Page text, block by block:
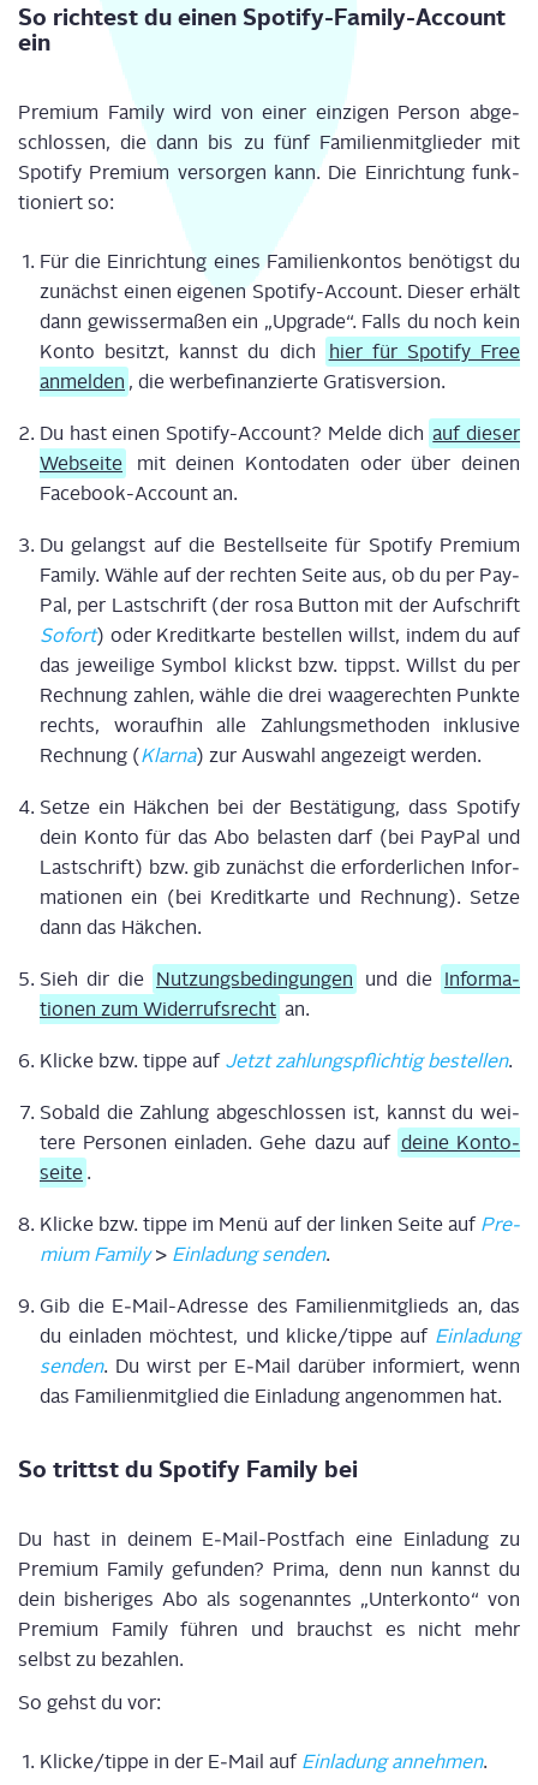
So rich­test du einen Spo­ti­fy-Fami­ly-Account
ein
Pre­mi­um Fami­ly wird von einer ein­zi­gen Per­son abge­
schlos­sen, die dann bis zu fünf Fami­li­en­mit­glie­der mit
Spo­ti­fy Pre­mi­um ver­sor­gen kann. Die Ein­rich­tung funk­
tio­niert so:
Für die Ein­rich­tung eines Fami­li­en­kon­tos benö­tigst du
zunächst einen eige­nen Spo­ti­fy-Account. Die­ser erhält
dann gewis­ser­ma­ßen ein „Upgrade“. Falls du noch kein
Kon­to besitzt, kannst du dich
hier für Spo­ti­fy Free
anmel­den , die wer­be­fi­nan­zier­te Gra­tis­ver­si­on.
Du hast einen Spo­ti­fy-Account? Mel­de dich auf die­ser
Web­sei­te
mit dei­nen Kon­to­da­ten oder über dei­nen
Face­book-Account an.
Du gelangst auf die Bestell­sei­te für Spo­ti­fy Pre­mi­um
Fami­ly. Wäh­le auf der rech­ten Sei­te aus, ob du per Pay­
Pal, per Last­schrift (der rosa But­ton mit der Auf­schrift
Sofort) oder Kre­dit­kar­te bestel­len willst, indem du auf
das jewei­li­ge Sym­bol klickst bzw. tippst. Willst du per
Rech­nung zah­len, wäh­le die drei waa­ge­rech­ten Punk­te
rechts, wor­auf­hin alle Zah­lungs­me­tho­den inklu­si­ve
Rech­nung (Klar­na) zur Aus­wahl ange­zeigt wer­den.
Set­ze ein Häk­chen bei der Bestä­ti­gung, dass Spo­ti­fy
dein Kon­to für das Abo belas­ten darf (bei Pay­Pal und
Last­schrift) bzw. gib zunächst die erfor­der­li­chen Infor­
ma­tio­nen ein (bei Kre­dit­kar­te und Rech­nung). Set­ze
dann das Häk­chen.
Sieh dir die Nut­zungs­be­din­gun­gen und die Infor­ma­
tio­nen zum Wider­rufs­recht an.
Kli­cke bzw. tip­pe auf Jetzt zah­lungs­pflich­tig bestel­len.
Sobald die Zah­lung abge­schlos­sen ist, kannst du wei­
te­re Per­so­nen ein­la­den. Gehe dazu auf dei­ne Kon­to­
sei­te .
Kli­cke bzw. tip­pe im Menü auf der lin­ken Sei­te auf Pre­
mi­um Fami­ly> Ein­la­dung sen­den.
Gib die E‑Mail-Adres­se des Fami­li­en­mit­glieds an, das
du ein­la­den möch­test, und klicke/tippe auf Ein­la­dung
sen­den. Du wirst per E‑Mail dar­über infor­miert, wenn
das Fami­li­en­mit­glied die Ein­la­dung ange­nom­men hat.
So trittst du Spo­ti­fy Fami­ly bei
Du hast in dei­nem E‑Mail-Post­fach eine Ein­la­dung zu
Pre­mi­um Fami­ly gefun­den? Pri­ma, denn nun kannst du
dein bis­he­ri­ges Abo als soge­nann­tes „Unter­kon­to“ von
Pre­mi­um Fami­ly füh­ren und brauchst es nicht mehr
selbst zu bezah­len.
So gehst du vor:
Klicke/tippe in der E‑Mail auf Ein­la­dung anneh­men.